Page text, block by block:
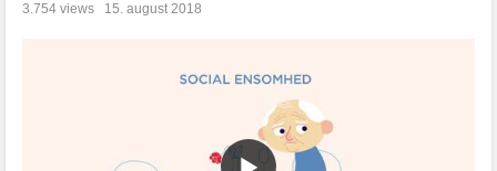
3.754 views 15. august 2018